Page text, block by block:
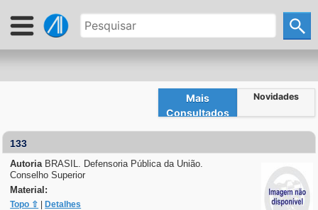
Mais
Consultados
Novidades
133
Autoria BRASIL. Defensoria Pública da União.
Conselho Superior
Material:
Topo ⇧ Detalhes